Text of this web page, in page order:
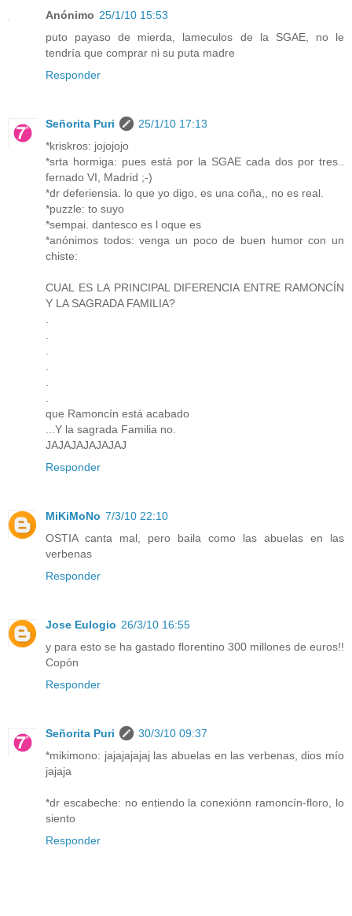
Anónimo 25/1/10 15:53
puto payaso de mierda, lameculos de la SGAE, no le
tendría que comprar ni su puta madre
Responder
Señorita Puri
25/1/10 17:13
*kriskros: jojojojo
*srta hormiga: pues está por la SGAE cada dos por tres..
fernado VI, Madrid ;-)
*dr deferiensia. lo que yo digo, es una coña,, no es real.
*puzzle: to suyo
*sempai. dantesco es l oque es
*anónimos todos: venga un poco de buen humor con un
chiste:
CUAL ES LA PRINCIPAL DIFERENCIA ENTRE RAMONCÍN
Y LA SAGRADA FAMILIA?
que Ramoncín está acabado
...Y la sagrada Familia no.
JAJAJAJAJAJAJ
Responder
MiKiMoNo 7/3/10 22:10
OSTIA canta mal, pero baila como las abuelas en las
verbenas
Responder
Jose Eulogio 26/3/10 16:55
y para esto se ha gastado florentino 300 millones de euros!!
Copón
Responder
Señorita Puri
30/3/10 09:37
*mikimono: jajajajajaj las abuelas en las verbenas, dios mío
jajaja
*dr escabeche: no entiendo la conexiónn ramoncín-floro, lo
siento
Responder